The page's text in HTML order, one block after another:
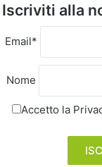
Iscriviti alla
Email*
Nome
Accetto la